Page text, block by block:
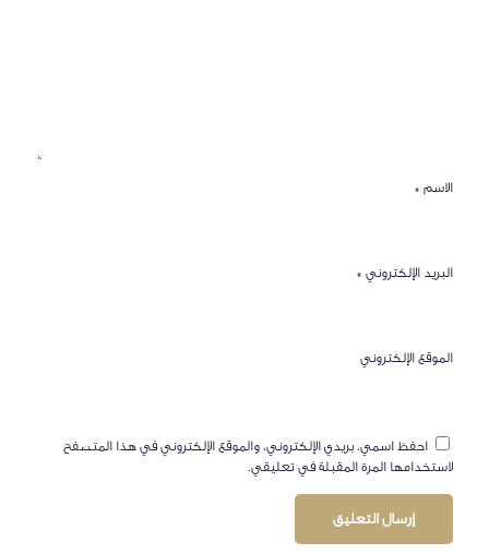
الاسم *
البريد الإلكتروني *
الموقع الإلكتروني
احفظ اسمي، بريدي الإلكتروني، والموقع الإلكتروني في هذا المتصفح
لاستخدامها المرة المقبلة في تعليقي.